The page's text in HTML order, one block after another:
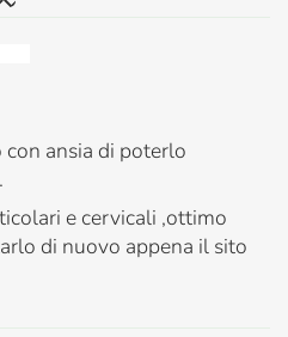
ansia di poterlo
e cervicali ,ottimo
di nuovo appena il sito